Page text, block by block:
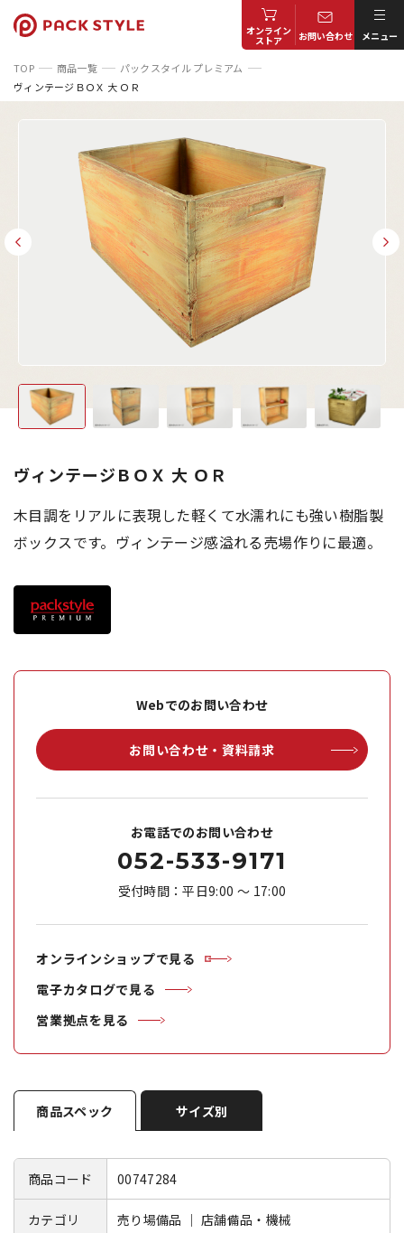
オンライン
ストア お問い合わせ メニュー
TOP 商品一覧
パックスタイル プレミアム
ヴィンテージＢＯＸ 大 ＯＲ
ヴィンテージＢＯＸ 大 ＯＲ
木目調をリアルに表現した軽くて水濡れにも強い樹脂製
ボックスです。ヴィンテージ感溢れる売場作りに最適。
Webでのお問い合わせ
お問い合わせ・資料請求
お電話でのお問い合わせ
052-533-9171
受付時間：平日9:00 ～ 17:00
オンラインショップで見る
電子カタログで見る
営業拠点を見る
商品スペック サイズ別
商品コード 00747284
カテゴリ 売り場備品 ｜ 店舗備品・機械